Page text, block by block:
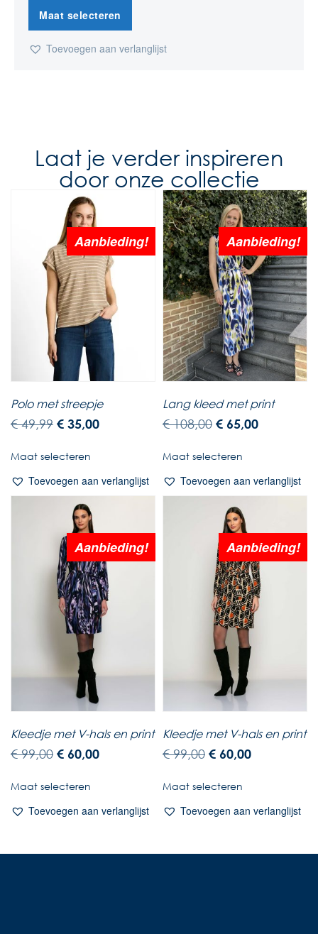
Maat selecteren
Toevoegen aan verlanglijst
Laat je verder inspireren
door onze collectie
Aanbieding!
Polo met streepje
€49,99 € 35,00
Maat selecteren
Toevoegen aan verlanglijst
Aanbieding!
Lang kleed met print
€108,00 € 65,00
Maat selecteren
Toevoegen aan verlanglijst
Aanbieding!
Kleedje met V-hals en print
€99,00 € 60,00
Maat selecteren
Toevoegen aan verlanglijst
Aanbieding!
Kleedje met V-hals en print
€99,00 € 60,00
Maat selecteren
Toevoegen aan verlanglijst